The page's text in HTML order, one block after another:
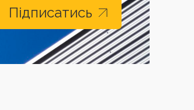
Підписатись